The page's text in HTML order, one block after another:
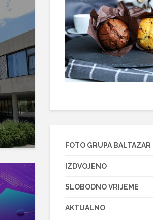
FOTO GRUPA BALTAZAR
IZDVOJENO
SLOBODNO VRIJEME
AKTUALNO